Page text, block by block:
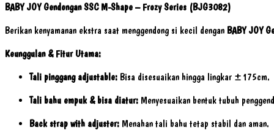
BABY JOY Gendongan SSC M-Shape – Frozy Series (BJG3082)
Berikan kenyamanan ekstra saat menggendong si kecil dengan BABY JOY
Keunggulan & Fitur Utama:
Tali pinggang adjustable: Bisa disesuaikan hingga lingkar ±175cm.
Tali bahu empuk & bisa diatur: Menyesuaikan bentuk tubuh
Back strap with adjuster: Menahan tali bahu tetap stabil dan aman.